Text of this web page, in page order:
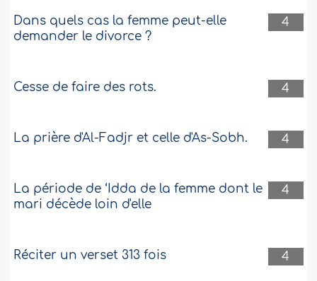
4
Dans quels cas la femme peut-elle
demander le divorce ?
4
Cesse de faire des rots.
4
La prière d'Al-Fadjr et celle d'As-Sobh.
4
La période de ‘Idda de la femme dont le
mari décède loin d'elle
4
Réciter un verset 313 fois